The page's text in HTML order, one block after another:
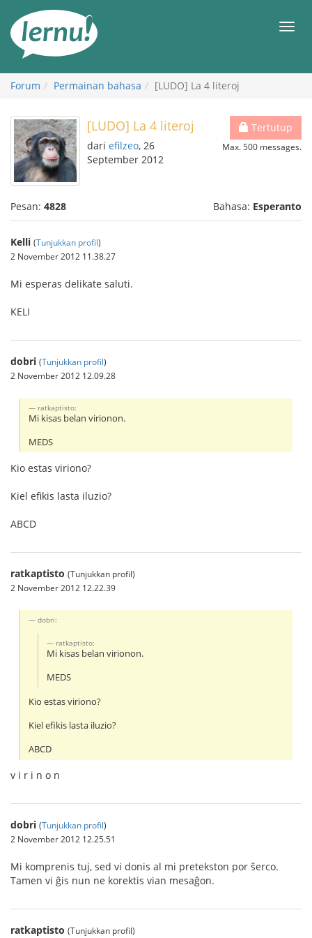
daftar
Forum Permainan bahasa [LUDO] La 4 literoj
Tertutup
Max. 500 messages.
[LUDO] La 4 literoj
dari efilzeo, 26
September 2012
Pesan: 4828 Bahasa: Esperanto
Kelli (Tunjukkan profil)
2 November 2012 11.38.27
Mi esperas delikate saluti.
KELI
dobri (Tunjukkan profil)
2 November 2012 12.09.28
ratkaptisto:
Mi kisas belan virionon.
MEDS
Kio estas viriono?
Kiel efikis lasta iluzio?
ABCD
ratkaptisto (Tunjukkan profil)
2 November 2012 12.22.39
dobri:
ratkaptisto:
Mi kisas belan virionon.
MEDS
Kio estas viriono?
Kiel efikis lasta iluzio?
ABCD
v i r i n o n
dobri (Tunjukkan profil)
2 November 2012 12.25.51
Mi komprenis tuj, sed vi donis al mi pretekston por ŝerco.
Tamen vi ĝis nun ne korektis vian mesaĝon.
ratkaptisto (Tunjukkan profil)